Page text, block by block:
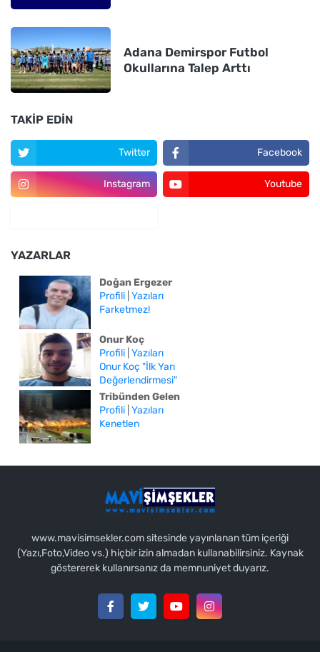
Adana Demirspor Futbol
Okullarına Talep Arttı
TAKIP EDIN
Twitter Facebook
Instagram Youtube
YAZARLAR
Doğan Ergezer
Profili Yazıları
Farketmez!
Onur Koç
Profili Yazıları
Onur Koç "İlk Yarı
Değerlendirmesi"
Tribünden Gelen
Profili Yazıları
Kenetlen
www.mavisimsekler.com sitesinde yayınlanan tüm içeriği
(Yazı,Foto,Video vs.) hiçbir izin almadan kullanabilirsiniz. Kaynak
göstererek kullanırsanız da memnuniyet duyarız.